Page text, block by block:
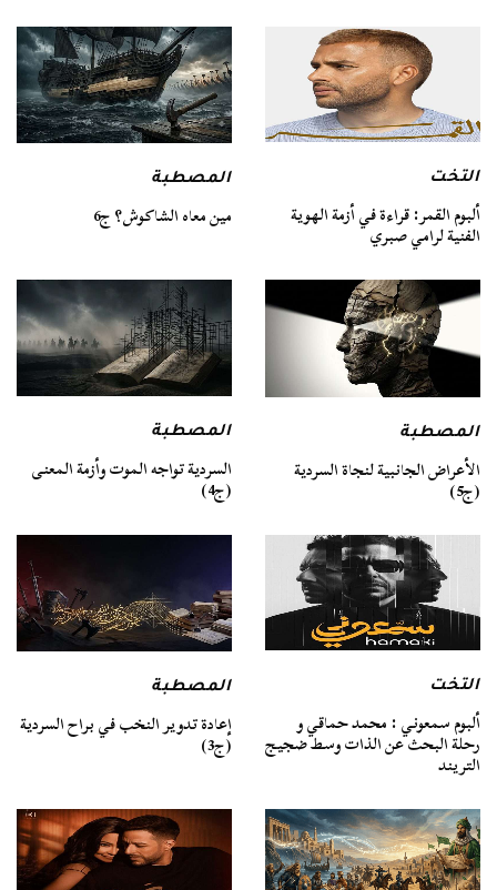
التخت
ألبوم القمر: قراءة في أزمة الهوية
الفنية لرامي صبري
المصطبة
مين معاه الشاكوش؟ ج6
المصطبة
الأعراض الجانبية لنجاة السردية
(ج5)
المصطبة
السردية تواجه الموت وأزمة المعنى
(ج4)
التخت
ألبوم سمعوني : محمد حماقي و
رحلة البحث عن الذات وسط ضجيج
التريند
المصطبة
إعادة تدوير النخب في براح السردية
(ج3)